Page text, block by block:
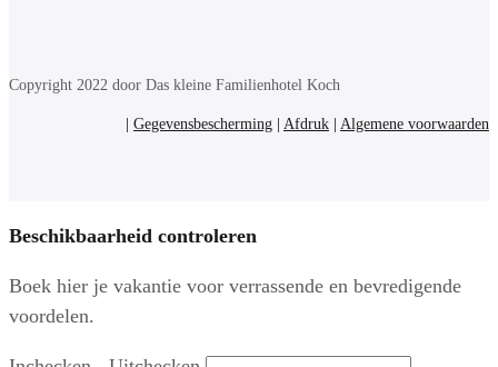
Copyright 2022 door Das kleine Familienhotel Koch
| Gegevensbescherming | Afdruk | Algemene voorwaarden
Beschikbaarheid controleren
Boek hier je vakantie voor verrassende en bevredigende
voordelen.